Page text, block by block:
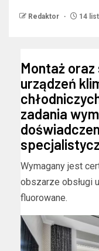
Redaktor 14
Montaż
urządzeń
zadania
Wymagany jest
obszarze obsługi
fluorowane.